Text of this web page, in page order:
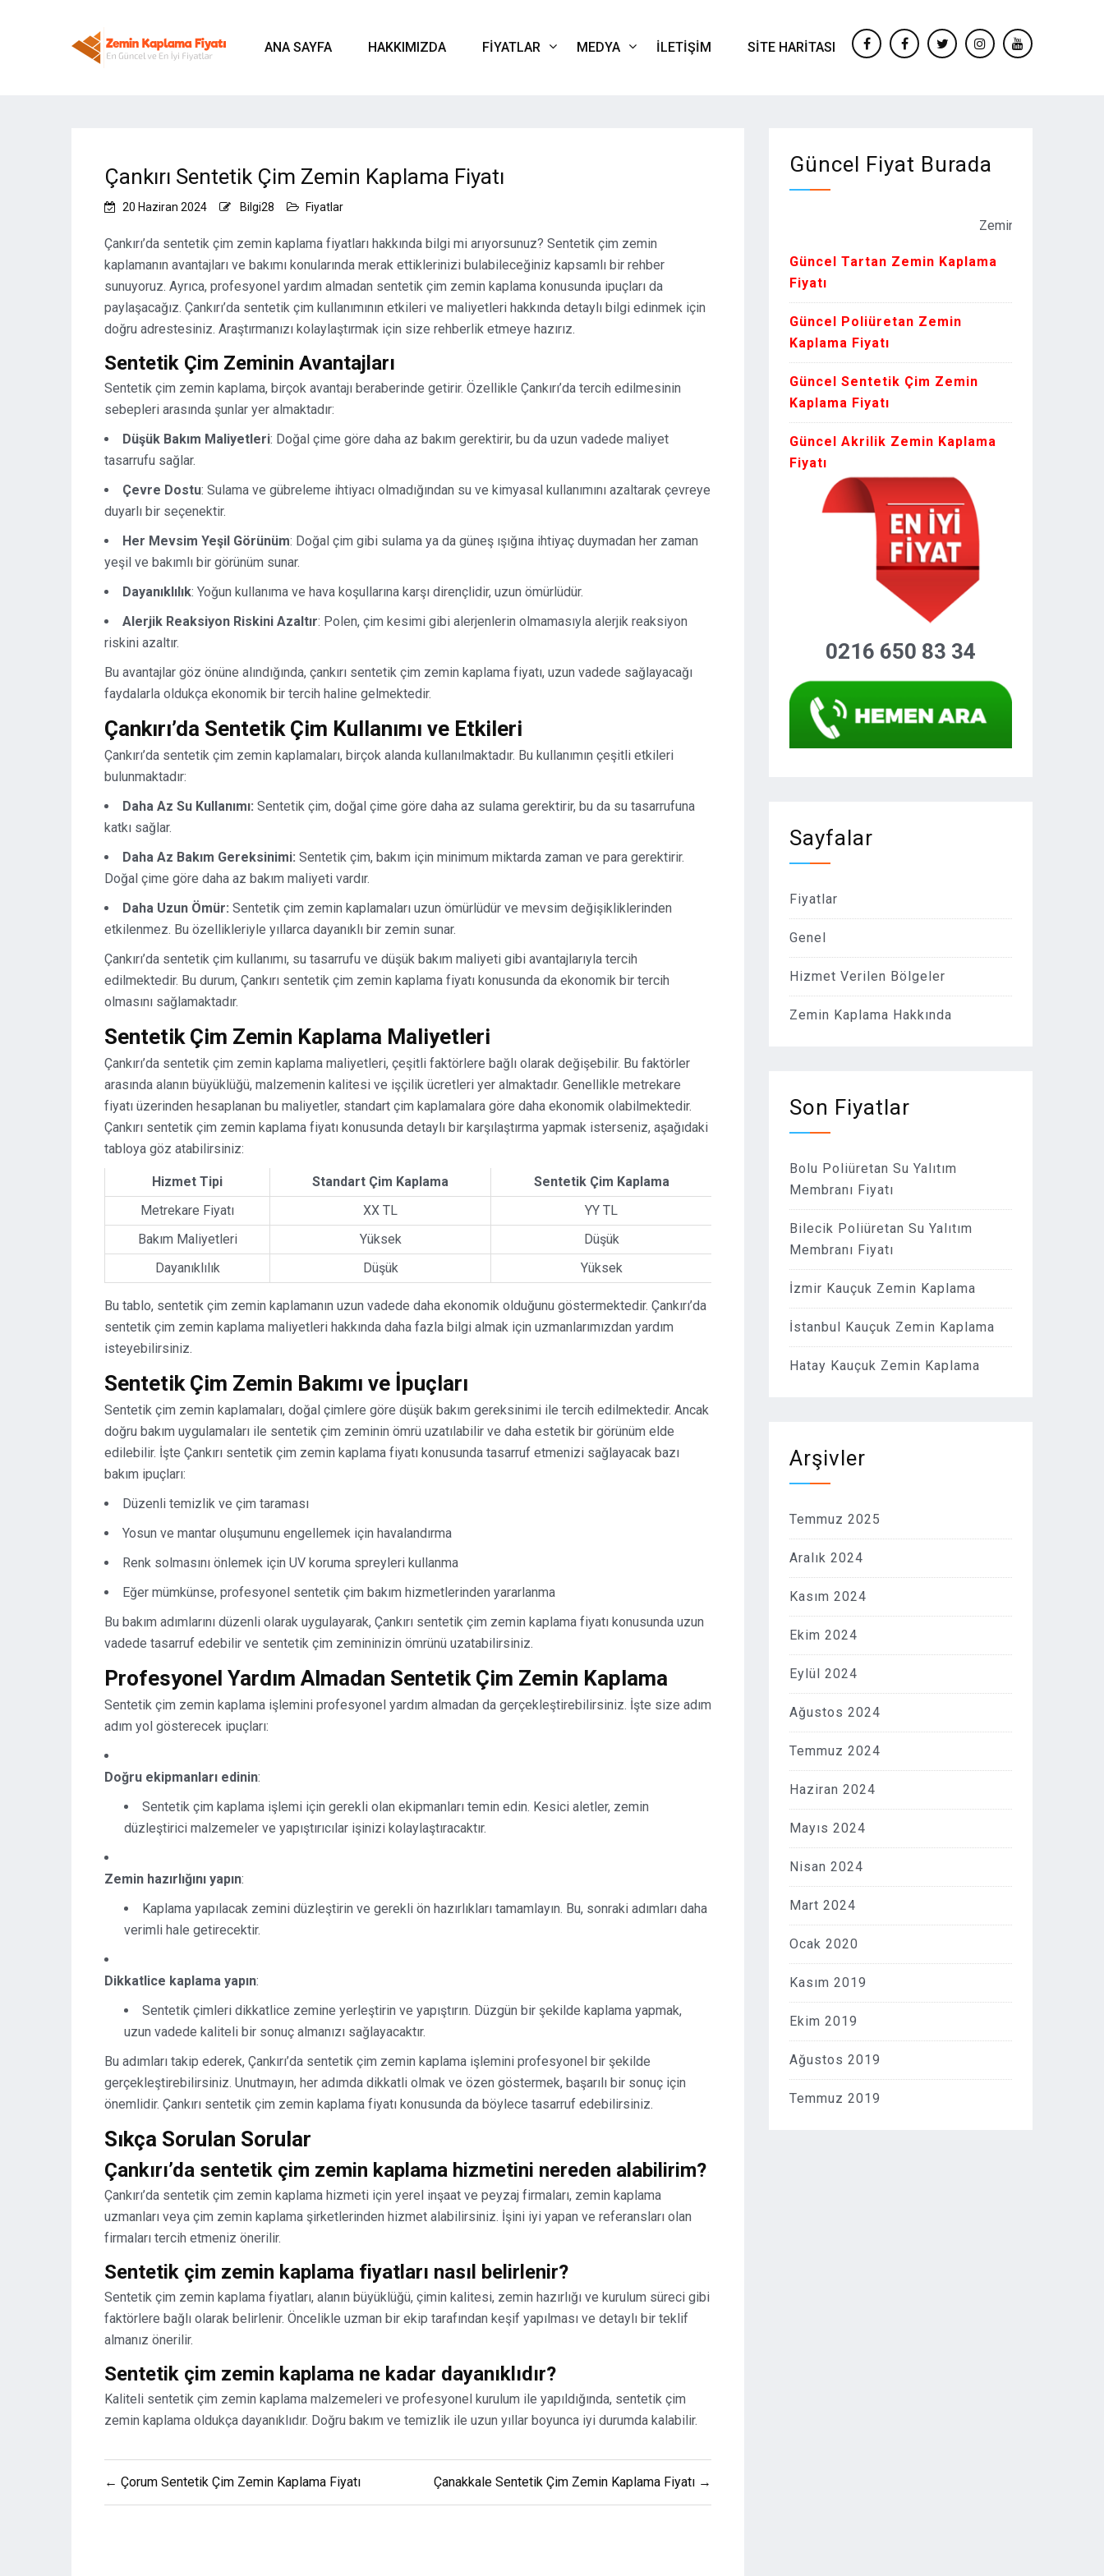
ANA SAYFA HAKKIMIZDA FIYATLAR MEDYA İLETIŞIM
SITE HARITASI
facebookFacebooktwitterinstagramyoutube
Çankırı Sentetik Çim Zemin Kaplama Fiyatı
20 Haziran 2024 Bilgi28 Fiyatlar
Çankırı’da sentetik çim zemin kaplama fiyatları hakkında bilgi mi arıyorsunuz? Sentetik çim zemin
kaplamanın avantajları ve bakımı konularında merak ettiklerinizi bulabileceğiniz kapsamlı bir rehber
sunuyoruz. Ayrıca, profesyonel yardım almadan sentetik çim zemin kaplama konusunda ipuçları da
paylaşacağız. Çankırı’da sentetik çim kullanımının etkileri ve maliyetleri hakkında detaylı bilgi edinmek için
doğru adrestesiniz. Araştırmanızı kolaylaştırmak için size rehberlik etmeye hazırız.
Sentetik Çim Zeminin Avantajları
Sentetik çim zemin kaplama, birçok avantajı beraberinde getirir. Özellikle Çankırı’da tercih edilmesinin
sebepleri arasında şunlar yer almaktadır:
Düşük Bakım Maliyetleri: Doğal çime göre daha az bakım gerektirir, bu da uzun vadede maliyet
tasarrufu sağlar.
Çevre Dostu: Sulama ve gübreleme ihtiyacı olmadığından su ve kimyasal kullanımını azaltarak çevreye
duyarlı bir seçenektir.
Her Mevsim Yeşil Görünüm: Doğal çim gibi sulama ya da güneş ışığına ihtiyaç duymadan her zaman
yeşil ve bakımlı bir görünüm sunar.
Dayanıklılık: Yoğun kullanıma ve hava koşullarına karşı dirençlidir, uzun ömürlüdür.
Alerjik Reaksiyon Riskini Azaltır: Polen, çim kesimi gibi alerjenlerin olmamasıyla alerjik reaksiyon
riskini azaltır.
Bu avantajlar göz önüne alındığında, çankırı sentetik çim zemin kaplama fiyatı, uzun vadede sağlayacağı
faydalarla oldukça ekonomik bir tercih haline gelmektedir.
Çankırı’da Sentetik Çim Kullanımı ve Etkileri
Çankırı’da sentetik çim zemin kaplamaları, birçok alanda kullanılmaktadır. Bu kullanımın çeşitli etkileri
bulunmaktadır:
Daha Az Su Kullanımı: Sentetik çim, doğal çime göre daha az sulama gerektirir, bu da su tasarrufuna
katkı sağlar.
Daha Az Bakım Gereksinimi: Sentetik çim, bakım için minimum miktarda zaman ve para gerektirir.
Doğal çime göre daha az bakım maliyeti vardır.
Daha Uzun Ömür: Sentetik çim zemin kaplamaları uzun ömürlüdür ve mevsim değişikliklerinden
etkilenmez. Bu özellikleriyle yıllarca dayanıklı bir zemin sunar.
Çankırı’da sentetik çim kullanımı, su tasarrufu ve düşük bakım maliyeti gibi avantajlarıyla tercih
edilmektedir. Bu durum, Çankırı sentetik çim zemin kaplama fiyatı konusunda da ekonomik bir tercih
olmasını sağlamaktadır.
Sentetik Çim Zemin Kaplama Maliyetleri
Çankırı’da sentetik çim zemin kaplama maliyetleri, çeşitli faktörlere bağlı olarak değişebilir. Bu faktörler
arasında alanın büyüklüğü, malzemenin kalitesi ve işçilik ücretleri yer almaktadır. Genellikle metrekare
fiyatı üzerinden hesaplanan bu maliyetler, standart çim kaplamalara göre daha ekonomik olabilmektedir.
Çankırı sentetik çim zemin kaplama fiyatı konusunda detaylı bir karşılaştırma yapmak isterseniz, aşağıdaki
tabloya göz atabilirsiniz:
Hizmet Tipi Standart Çim Kaplama
Sentetik Çim Kaplama
Metrekare Fiyatı
XX TL
YY TL
Bakım Maliyetleri
Yüksek
Düşük
Dayanıklılık
Düşük Yüksek
Bu tablo, sentetik çim zemin kaplamanın uzun vadede daha ekonomik olduğunu göstermektedir. Çankırı’da
sentetik çim zemin kaplama maliyetleri hakkında daha fazla bilgi almak için uzmanlarımızdan yardım
isteyebilirsiniz.
Sentetik Çim Zemin Bakımı ve İpuçları
Sentetik çim zemin kaplamaları, doğal çimlere göre düşük bakım gereksinimi ile tercih edilmektedir. Ancak
doğru bakım uygulamaları ile sentetik çim zeminin ömrü uzatılabilir ve daha estetik bir görünüm elde
edilebilir. İşte Çankırı sentetik çim zemin kaplama fiyatı konusunda tasarruf etmenizi sağlayacak bazı
bakım ipuçları:
Düzenli temizlik ve çim taraması
Yosun ve mantar oluşumunu engellemek için havalandırma
Renk solmasını önlemek için UV koruma spreyleri kullanma
Eğer mümkünse, profesyonel sentetik çim bakım hizmetlerinden yararlanma
Bu bakım adımlarını düzenli olarak uygulayarak, Çankırı sentetik çim zemin kaplama fiyatı konusunda uzun
vadede tasarruf edebilir ve sentetik çim zemininizin ömrünü uzatabilirsiniz.
Profesyonel Yardım Almadan Sentetik Çim Zemin Kaplama
Sentetik çim zemin kaplama işlemini profesyonel yardım almadan da gerçekleştirebilirsiniz. İşte size adım
adım yol gösterecek ipuçları:
Doğru ekipmanları edinin:
Sentetik çim kaplama işlemi için gerekli olan ekipmanları temin edin. Kesici aletler, zemin
düzleştirici malzemeler ve yapıştırıcılar işinizi kolaylaştıracaktır.
Zemin hazırlığını yapın:
Kaplama yapılacak zemini düzleştirin ve gerekli ön hazırlıkları tamamlayın. Bu, sonraki adımları daha
verimli hale getirecektir.
Dikkatlice kaplama yapın:
Sentetik çimleri dikkatlice zemine yerleştirin ve yapıştırın. Düzgün bir şekilde kaplama yapmak,
uzun vadede kaliteli bir sonuç almanızı sağlayacaktır.
Bu adımları takip ederek, Çankırı’da sentetik çim zemin kaplama işlemini profesyonel bir şekilde
gerçekleştirebilirsiniz. Unutmayın, her adımda dikkatli olmak ve özen göstermek, başarılı bir sonuç için
önemlidir. Çankırı sentetik çim zemin kaplama fiyatı konusunda da böylece tasarruf edebilirsiniz.
Sıkça Sorulan Sorular
Çankırı’da sentetik çim zemin kaplama hizmetini nereden alabilirim?
Çankırı’da sentetik çim zemin kaplama hizmeti için yerel inşaat ve peyzaj firmaları, zemin kaplama
uzmanları veya çim zemin kaplama şirketlerinden hizmet alabilirsiniz. İşini iyi yapan ve referansları olan
firmaları tercih etmeniz önerilir.
Sentetik çim zemin kaplama fiyatları nasıl belirlenir?
Sentetik çim zemin kaplama fiyatları, alanın büyüklüğü, çimin kalitesi, zemin hazırlığı ve kurulum süreci gibi
faktörlere bağlı olarak belirlenir. Öncelikle uzman bir ekip tarafından keşif yapılması ve detaylı bir teklif
almanız önerilir.
Sentetik çim zemin kaplama ne kadar dayanıklıdır?
Kaliteli sentetik çim zemin kaplama malzemeleri ve profesyonel kurulum ile yapıldığında, sentetik çim
zemin kaplama oldukça dayanıklıdır. Doğru bakım ve temizlik ile uzun yıllar boyunca iyi durumda kalabilir.
Yazı
gezinmesi
← Çorum Sentetik Çim Zemin Kaplama Fiyatı Çanakkale Sentetik Çim Zemin Kaplama Fiyatı →
Güncel Fiyat Burada
Zemin Kaplama Fiyatları
Güncel Tartan Zemin Kaplama
Fiyatı
Güncel Poliüretan Zemin
Kaplama Fiyatı
Güncel Sentetik Çim Zemin
Kaplama Fiyatı
Güncel Akrilik Zemin Kaplama
Fiyatı
0216 650 83 34
Sayfalar
Fiyatlar
Genel
Hizmet Verilen Bölgeler
Zemin Kaplama Hakkında
Son Fiyatlar
Bolu Poliüretan Su Yalıtım
Membranı Fiyatı
Bilecik Poliüretan Su Yalıtım
Membranı Fiyatı
İzmir Kauçuk Zemin Kaplama
İstanbul Kauçuk Zemin Kaplama
Hatay Kauçuk Zemin Kaplama
Arşivler
Temmuz 2025
Aralık 2024
Kasım 2024
Ekim 2024
Eylül 2024
Ağustos 2024
Temmuz 2024
Haziran 2024
Mayıs 2024
Nisan 2024
Mart 2024
Ocak 2020
Kasım 2019
Ekim 2019
Ağustos 2019
Temmuz 2019